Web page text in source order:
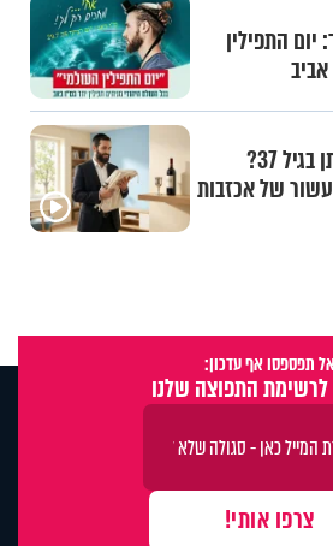
התפילין
מה הסיכוי להתחתן בגיל 37?
של אכזבות
תפספסו אף עדכון:
התפוצה שלנו